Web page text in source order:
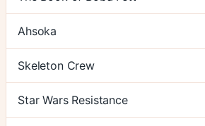
Ahsoka
Skeleton Crew
Star Wars Resistance